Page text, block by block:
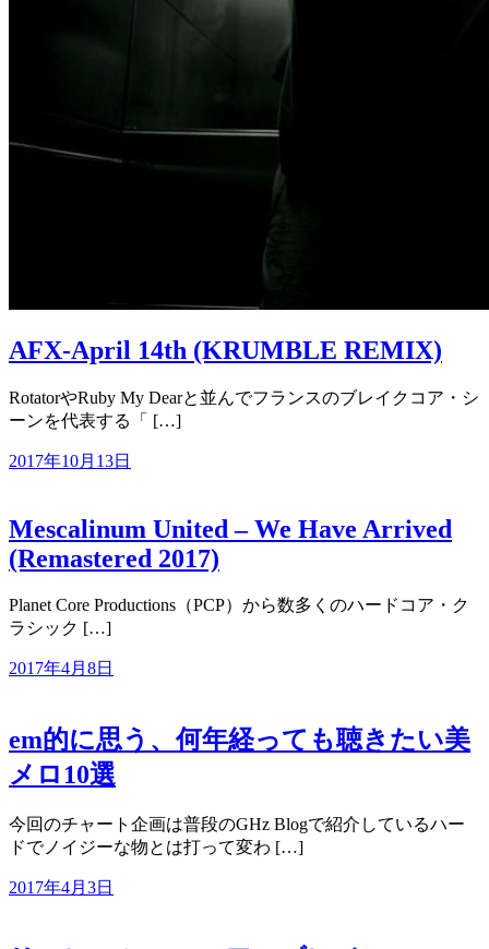
AFX-April 14th (KRUMBLE REMIX)
RotatorやRuby My Dearと並んでフランスのブレイクコア・シ
ーンを代表する「 […]
2017年10月13日
Mescalinum United – We Have Arrived
(Remastered 2017)
Planet Core Productions（PCP）から数多くのハードコア・ク
ラシック […]
2017年4月8日
em的に思う、何年経っても聴きたい美
メロ10選
今回のチャート企画は普段のGHz Blogで紹介しているハー
ドでノイジーな物とは打って変わ […]
2017年4月3日